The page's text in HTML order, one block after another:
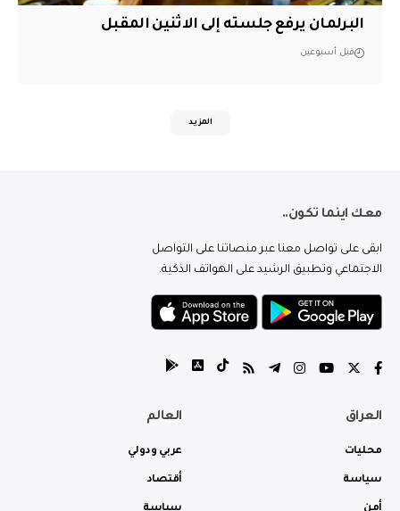
البرلمان يرفع جلسته إلى الاثنين المقبل
قبل أسبوعين
المزيد
معك اينما تكون..
ابقى على تواصل معنا عبر منصاتنا على التواصل
الاجتماعي وتطبيق الرشيد على الهواتف الذكية.
العراق
محليات
سياسة
العالم
عربي ودولي
أقتصاد